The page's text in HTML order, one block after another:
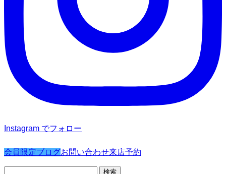
Instagram でフォロー
会員限定ブログお問い合わせ来店予約